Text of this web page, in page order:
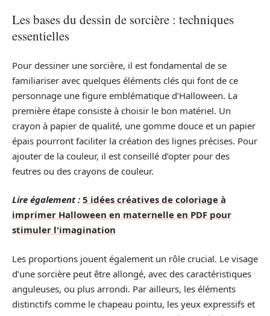
Les bases du dessin de sorcière : techniques
essentielles
Pour dessiner une sorcière, il est fondamental de se
familiariser avec quelques éléments clés qui font de ce
personnage une figure emblématique d’Halloween. La
première étape consiste à choisir le bon matériel. Un
crayon à papier de qualité, une gomme douce et un papier
épais pourront faciliter la création des lignes précises. Pour
ajouter de la couleur, il est conseillé d’opter pour des
feutres ou des crayons de couleur.
Lire également : 5 idées créatives de coloriage à
imprimer Halloween en maternelle en PDF pour
stimuler l'imagination
Les proportions jouent également un rôle crucial. Le visage
d’une sorcière peut être allongé, avec des caractéristiques
anguleuses, ou plus arrondi. Par ailleurs, les éléments
distinctifs comme le chapeau pointu, les yeux expressifs et